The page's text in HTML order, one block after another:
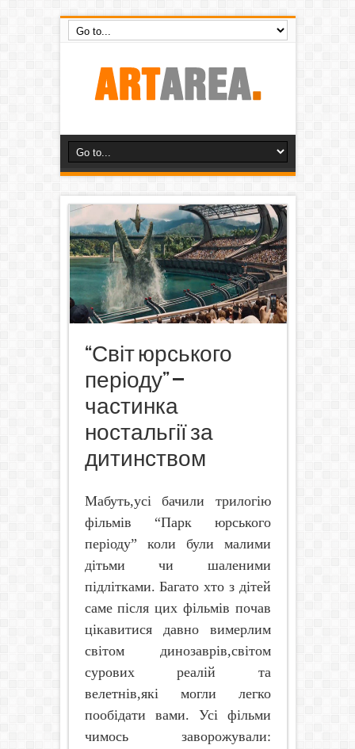
“Світ юрського
періоду” –
частинка
ностальгії за
дитинством
Мабуть,усі бачили трилогію
фільмів “Парк юрського
періоду” коли були малими
дітьми чи шаленими
підлітками. Багато хто з дітей
саме після цих фільмів почав
цікавитися давно вимерлим
світом динозаврів,світом
сурових реалій та
велетнів,які могли легко
пообідати вами. Усі фільми
чимось заворожували: